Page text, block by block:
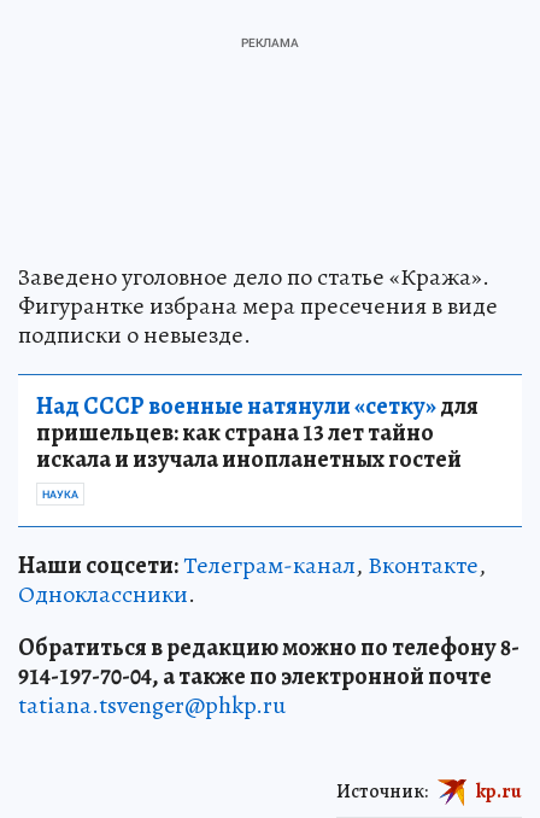
Заведено уголовное дело по статье «Кража».
Фигурантке избрана мера пресечения в виде
подписки о невыезде.
Над СССР военные натянули «сетку»для
пришельцев: как страна 13 лет тайно
искала и изучала инопланетных гостей
НАУКА
Наши соцсети:Телеграм-канал, Вконтакте,
Одноклассники.
Обратиться в редакцию можно по телефону 8-
914-197-70-04, а также по электронной почте
tatiana.tsvenger@phkp.ru
Источник: kp.ru